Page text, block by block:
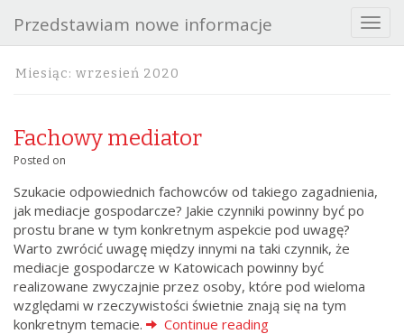
T
o
i
Przedstawiam nowe informacje
Miesiąc: wrzesień 2020
Fachowy mediator
Posted on
Szukacie odpowiednich fachowców od takiego zagadnienia,
jak mediacje gospodarcze? Jakie czynniki powinny być po
prostu brane w tym konkretnym aspekcie pod uwagę?
Warto zwrócić uwagę między innymi na taki czynnik, że
mediacje gospodarcze w Katowicach powinny być
realizowane zwyczajnie przez osoby, które pod wieloma
względami w rzeczywistości świetnie znają się na tym
konkretnym temacie.
Continue reading